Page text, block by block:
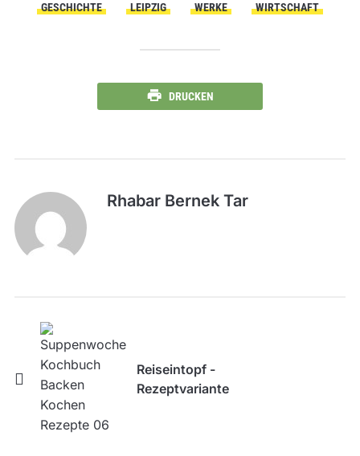
GESCHICHTE LEIPZIG WERKE WIRTSCHAFT
DRUCKEN
Rhabar Bernek Tar
Reiseintopf -
Rezeptvariante